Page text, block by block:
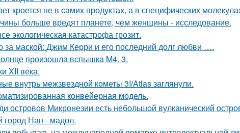
кроется не в самих продуктах, а в специфических
больше вредят планете, чем женщины - исследование.
экологическая катастрофа грозит.
за маской: Джим Керри и его последний долг любви ….
произошла вспышка M4. 3.
XII века.
внутрь межзвездной кометы 3I/Atlas заглянули.
конвейерная модель.
островов Микронезии есть небольшой вулканический
город Нан - мадол.